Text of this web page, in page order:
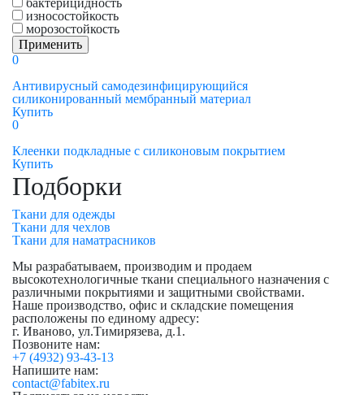
бактерицидность
износостойкость
морозостойкость
0
Антивирусный самодезинфицирующийся
силиконированный мембранный материал
Купить
0
Клеенки подкладные с силиконовым покрытием
Купить
Подборки
Ткани для одежды
Ткани для чехлов
Ткани для наматрасников
Мы разрабатываем, производим и продаем
высокотехнологичные ткани специального назначения с
различными покрытиями и защитными свойствами.
Наше производство, офис и складские помещения
расположены по единому адресу:
г. Иваново, ул.Тимирязева, д.1.
Позвоните нам:
+7 (4932) 93-43-13
Напишите нам:
contact@fabitex.ru